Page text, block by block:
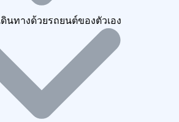
ดินทางด้วยรถยนต์ของตัวเอง